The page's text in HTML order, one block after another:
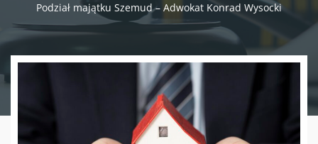
Podział majątku Szemud – Adwokat Konrad Wysocki